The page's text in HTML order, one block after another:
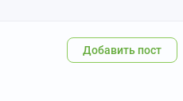
Добавить пост